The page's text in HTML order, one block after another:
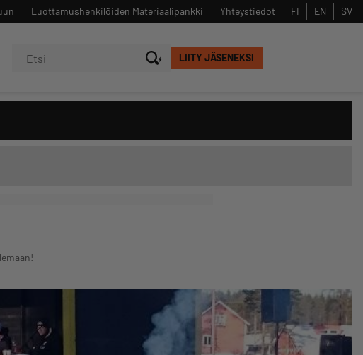
Yhteystiedot
Luottamushenkilöiden Materiaalipankki FI EN SV
LIITY JÄSENEKSI
Sulje